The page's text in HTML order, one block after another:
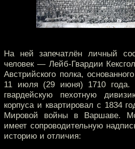
На ней запечатлён личный
человек — Лейб-Гвардии
Австрийского полка,
11 июля (29 июня) 1710
гвардейскую пехотную
корпуса и квартировал с 1834
Мировой войны в Варшаве.
имеет сопроводительную
историю и отличия: